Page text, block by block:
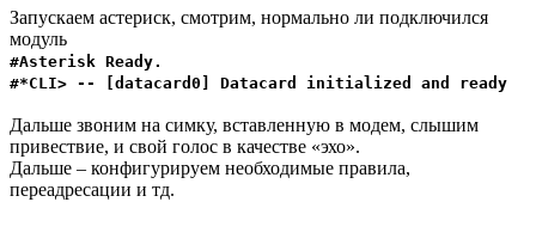
Запускаем астериск, смотрим, нормально ли подключился
модуль
#Asterisk Ready.
#*CLI> -- [datacard0] Datacard initialized and ready
Дальше звоним на симку, вставленную в модем, слышим
привествие, и свой голос в качестве «эхо».
Дальше – конфигурируем необходимые правила,
переадресации и тд.